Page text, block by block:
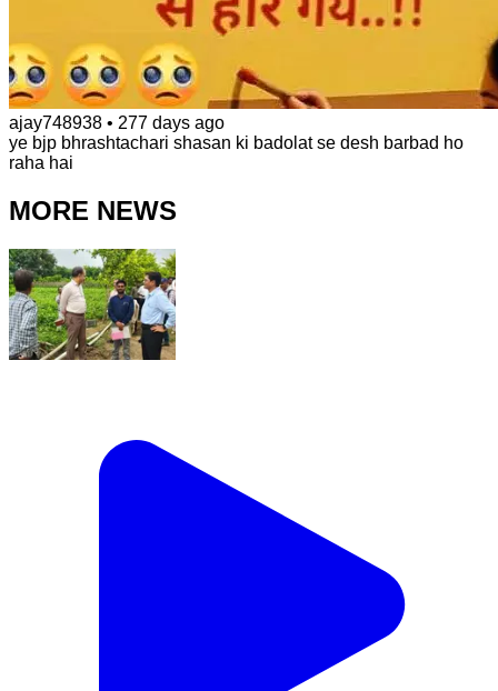
ajay748938 • 277 days ago
ye bjp bhrashtachari shasan ki badolat se desh barbad ho
raha hai
MORE NEWS